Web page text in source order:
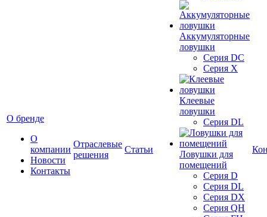
О бренде
О
компании
Новости
Контакты
Отраслевые
решения
Статьи
Аккумуляторные
ловушки
Серия DC
Серия X
Клеевые
ловушки
Серия DL
Ловушки для
помещений
Серия D
Серия DL
Серия DX
Серия QH